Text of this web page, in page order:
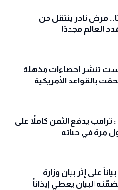
مرض نادر ينتقل من
العالم مجددًا
تنشر احصاءات مذهلة
بالقواعد الأمريكية
يدفع الثمن كاملاً على
مرة في حياته
على إثر بيان وزارة
البيان يعطي إيذاناً